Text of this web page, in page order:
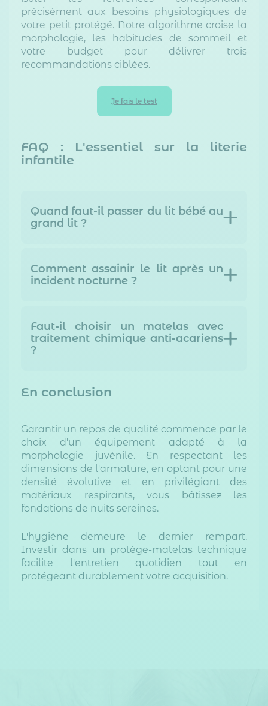
précisément aux besoins physiologiques de
votre petit protégé. Notre algorithme croise la
morphologie, les habitudes de sommeil et
votre budget pour délivrer trois
recommandations ciblées.
Je fais le test
FAQ : L'essentiel sur la literie
infantile
Quand faut-il passer du lit bébé au
grand lit ?
Comment assainir le lit après un
incident nocturne ?
Faut-il choisir un matelas avec
traitement chimique anti-acariens
?
En conclusion
Garantir un repos de qualité commence par le
choix d'un équipement adapté à la
morphologie juvénile. En respectant les
dimensions de l'armature, en optant pour une
densité évolutive et en privilégiant des
matériaux respirants, vous bâtissez les
fondations de nuits sereines.
L'hygiène demeure le dernier rempart.
Investir dans un protège-matelas technique
facilite l'entretien quotidien tout en
protégeant durablement votre acquisition.